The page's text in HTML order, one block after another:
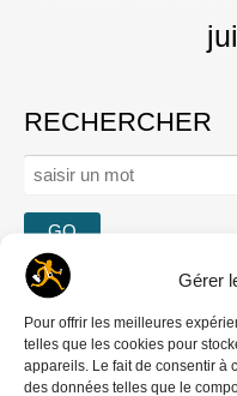
Gérer
Pour offrir les meilleures
telles que les cookies pour
appareils. Le fait de consentir à
des données telles que le
RECHERCHER
Rechercher :
Se connecter
Mot de passe oublié ?
Créer un compte
Comment contribuer